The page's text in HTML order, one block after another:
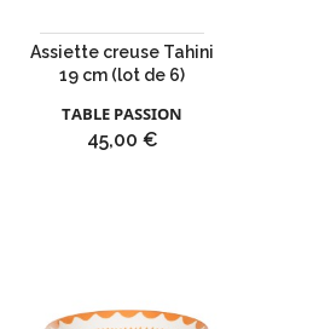
Assiette creuse Tahini
19 cm (lot de 6)
TABLE PASSION
Prix
45,00 €